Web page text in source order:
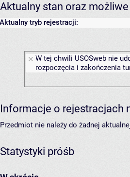
Aktualny stan oraz
Aktualny tryb rejestracji:
W tej chwili USOSweb nie
rozpoczęcia i zakończenia
Informacje o rejestracjach
Przedmiot nie należy do żadnej
Statystyki próśb